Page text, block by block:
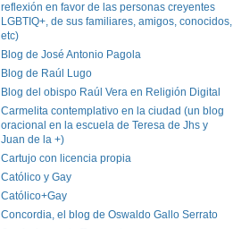
reflexión en favor de las personas creyentes
LGBTIQ+, de sus familiares, amigos, conocidos,
etc)
Blog de José Antonio Pagola
Blog de Raúl Lugo
Blog del obispo Raúl Vera en Religión Digital
Carmelita contemplativo en la ciudad (un blog
oracional en la escuela de Teresa de Jhs y
Juan de la +)
Cartujo con licencia propia
Católico y Gay
Católico+Gay
Concordia, el blog de Oswaldo Gallo Serrato